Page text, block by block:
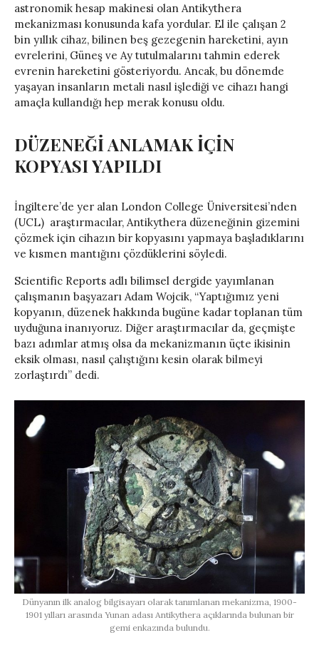
astronomik hesap makinesi olan Antikythera
mekanizması konusunda kafa yordular. El ile çalışan 2
bin yıllık cihaz, bilinen beş gezegenin hareketini, ayın
evrelerini, Güneş ve Ay tutulmalarını tahmin ederek
evrenin hareketini gösteriyordu. Ancak, bu dönemde
yaşayan insanların metali nasıl işlediği ve cihazı hangi
amaçla kullandığı hep merak konusu oldu.
DÜZENEĞİ ANLAMAK İÇİN
KOPYASI YAPILDI
İngiltere’de yer alan London College Üniversitesi’nden
(UCL) araştırmacılar, Antikythera düzeneğinin gizemini
çözmek için cihazın bir kopyasını yapmaya başladıklarını
ve kısmen mantığını çözdüklerini söyledi.
Scientific Reports adlı bilimsel dergide yayımlanan
çalışmanın başyazarı Adam Wojcik, “Yaptığımız yeni
kopyanın, düzenek hakkında bugüne kadar toplanan tüm
uyduğuna inanıyoruz. Diğer araştırmacılar da, geçmişte
bazı adımlar atmış olsa da mekanizmanın üçte ikisinin
eksik olması, nasıl çalıştığını kesin olarak bilmeyi
zorlaştırdı” dedi.
Dünyanın ilk analog bilgisayarı olarak tanımlanan mekanizma, 1900-
1901 yılları arasında Yunan adası Antikythera açıklarında bulunan bir
gemi enkazında bulundu.